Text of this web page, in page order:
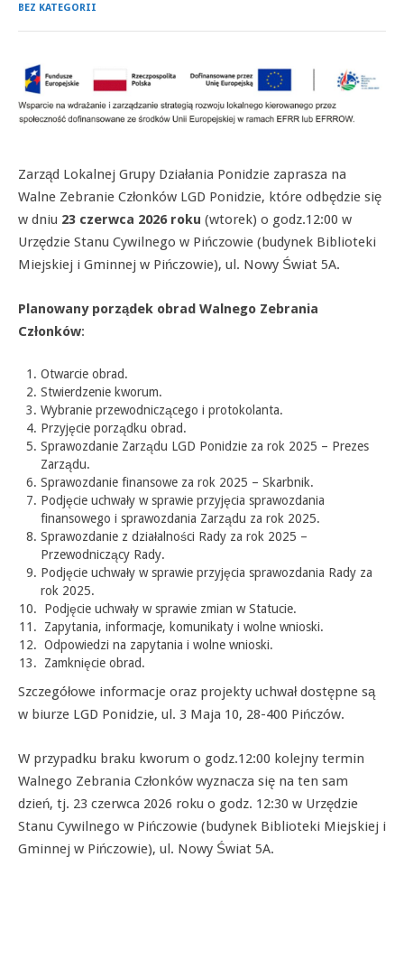
BEZ KATEGORII
Zarząd Lokalnej Grupy Działania Ponidzie zaprasza na
Walne Zebranie Członków LGD Ponidzie, które odbędzie się
w dniu 23 czerwca 2026 roku (wtorek) o godz.12:00 w
Urzędzie Stanu Cywilnego w Pińczowie (budynek Biblioteki
Miejskiej i Gminnej w Pińczowie), ul. Nowy Świat 5A.
Planowany porządek obrad Walnego Zebrania
Członków:
Otwarcie obrad.
Stwierdzenie kworum.
Wybranie przewodniczącego i protokolanta.
Przyjęcie porządku obrad.
Sprawozdanie Zarządu LGD Ponidzie za rok 2025 – Prezes
Zarządu.
Sprawozdanie finansowe za rok 2025 – Skarbnik.
Podjęcie uchwały w sprawie przyjęcia sprawozdania
finansowego i sprawozdania Zarządu za rok 2025.
Sprawozdanie z działalności Rady za rok 2025 –
Przewodniczący Rady.
Podjęcie uchwały w sprawie przyjęcia sprawozdania Rady za
rok 2025.
Podjęcie uchwały w sprawie zmian w Statucie.
Zapytania, informacje, komunikaty i wolne wnioski.
Odpowiedzi na zapytania i wolne wnioski.
Zamknięcie obrad.
Szczegółowe informacje oraz projekty uchwał dostępne są
w biurze LGD Ponidzie, ul. 3 Maja 10, 28-400 Pińczów.
W przypadku braku kworum o godz.12:00 kolejny termin
Walnego Zebrania Członków wyznacza się na ten sam
dzień, tj. 23 czerwca 2026 roku o godz. 12:30 w Urzędzie
Stanu Cywilnego w Pińczowie (budynek Biblioteki Miejskiej i
Gminnej w Pińczowie), ul. Nowy Świat 5A.